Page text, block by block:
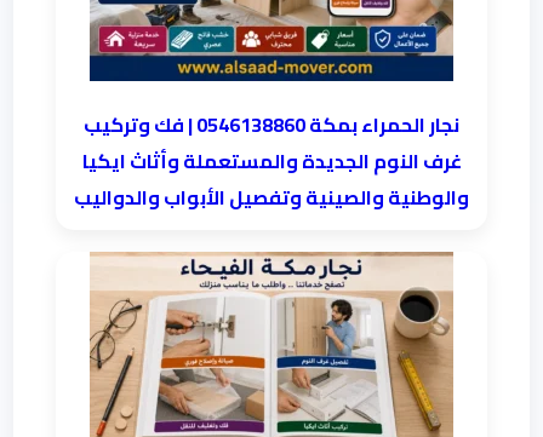
نجار الحمراء بمكة 0546138860⁩ | فك وتركيب
غرف النوم الجديدة والمستعملة وأثاث ايكيا
والوطنية والصينية وتفصيل الأبواب والدواليب